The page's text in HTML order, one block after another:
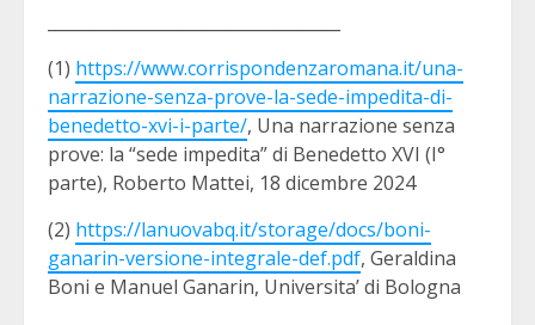
(1) https://www.corrispondenzaromana.it/una-
narrazione-senza-prove-la-sede-impedita-di-
benedetto-xvi-i-parte/, Una narrazione senza
prove: la “sede impedita” di Benedetto XVI (I°
parte), Roberto Mattei, 18 dicembre 2024
(2) https://lanuovabq.it/storage/docs/boni-
ganarin-versione-integrale-def.pdf, Geraldina
Boni e Manuel Ganarin, Universita’ di Bologna